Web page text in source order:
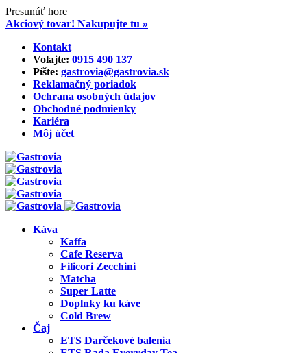
Presunúť hore
Akciový tovar! Nakupujte tu »
content
Kontakt
Volajte: 0915 490 137‬
Píšte: gastrovia@gastrovia.sk‬
Reklamačný poriadok
Ochrana osobných údajov
Obchodné podmienky
Kariéra
Môj účet
Káva
Kaffa
Cafe Reserva
Filicori Zecchini
Matcha
Super Latte
Doplnky ku káve
Cold Brew
Čaj
ETS Darčekové balenia